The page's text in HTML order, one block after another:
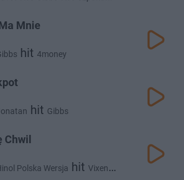
Mnie
hit 4money
hit Gibbs
Chwil
Polska Wersja hit Vixen